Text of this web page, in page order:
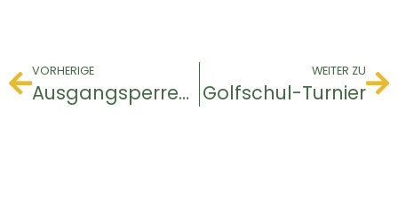
VORHERIGE
Ausgangsperren-Turnier
WEITER ZU
Golfschul-Turnier